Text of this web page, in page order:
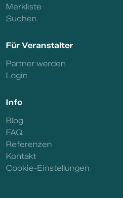
Merkliste
Suchen
Für Veranstalter
Partner werden
Login
Info
Blog
FAQ
Referenzen
Kontakt
Cookie-Einstellungen